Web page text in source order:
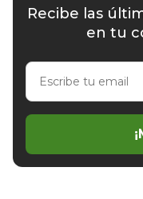
Recibe las
en tu
Escribe
email